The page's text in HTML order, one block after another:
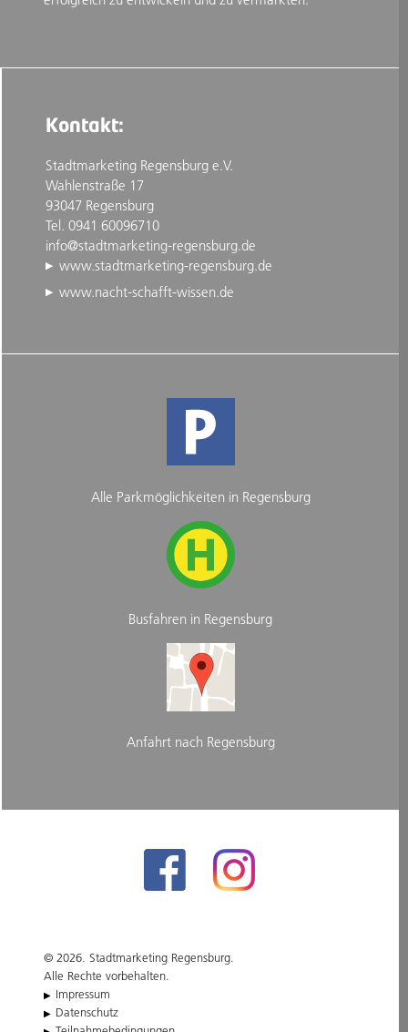
Kontakt:
Stadtmarketing Regensburg e.V.
Wahlenstraße 17
93047 Regensburg
Tel. 0941 60096710
info@stadtmarketing-regensburg.de
www.stadtmarketing-regensburg.de
www.nacht-schafft-wissen.de
Alle Parkmöglichkeiten in Regensburg
Busfahren in Regensburg
Anfahrt nach Regensburg
© 2026. Stadtmarketing Regensburg.
Alle Rechte vorbehalten.
Impressum
Datenschutz